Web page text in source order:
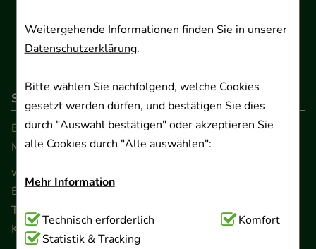
Weitergehende Informationen finden Sie in unserer
Datenschutzerklärung.
Bitte wählen Sie nachfolgend, welche Cookies
gesetzt werden dürfen, und bestätigen Sie dies
durch "Auswahl bestätigen" oder akzeptieren Sie
alle Cookies durch "Alle auswählen":
Mehr Information
Technisch Notwendig:Hierbei handelt es sich um
Cookies, die für die Grundfunktionen unserer
Technisch erforderlich
Komfort
Statistik & Tracking
So erreichen Sie uns
Beratung und Kundenservice:
Montag - Freitag von 9.00 bis 17.00 Uhr
www.ApoSalis.de
Ernst-August-Platz 2 · 30159 Hannover
Telefon 0511 89 71 80 0 · Fax 0511 89 71 80 11
Kontaktformular